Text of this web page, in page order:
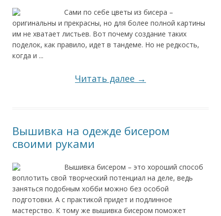
Сами по себе цветы из бисера –
оригинальны и прекрасны, но для более полной картины
им не хватает листьев. Вот почему создание таких
поделок, как правило, идет в тандеме. Но не редкость,
когда и ...
Читать далее →
Вышивка на одежде бисером
своими руками
Вышивка бисером – это хороший способ
воплотить свой творческий потенциал на деле, ведь
заняться подобным хобби можно без особой
подготовки. А с практикой придет и подлинное
мастерство. К тому же вышивка бисером поможет